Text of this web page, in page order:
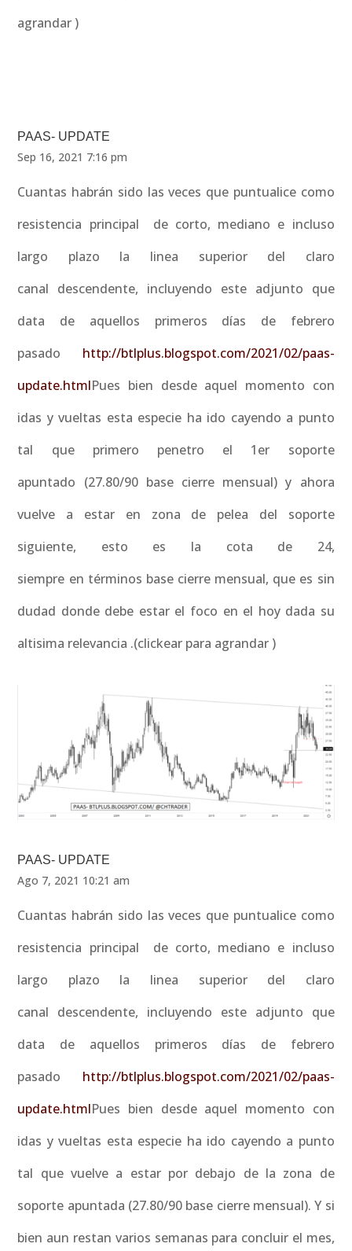
agrandar )
PAAS- UPDATE
Sep 16, 2021 7:16 pm
Cuantas habrán sido las veces que puntualice como
resistencia principal de corto, mediano e incluso
largo plazo la linea superior del claro
canal descendente, incluyendo este adjunto que
data de aquellos primeros días de febrero
pasado http://btlplus.blogspot.com/2021/02/paas-
update.htmlPues bien desde aquel momento con
idas y vueltas esta especie ha ido cayendo a punto
tal que primero penetro el 1er soporte
apuntado (27.80/90 base cierre mensual) y ahora
vuelve a estar en zona de pelea del soporte
siguiente, esto es la cota de 24,
siempre en términos base cierre mensual, que es sin
dudad donde debe estar el foco en el hoy dada su
altisima relevancia .(clickear para agrandar )
PAAS- UPDATE
Ago 7, 2021 10:21 am
Cuantas habrán sido las veces que puntualice como
resistencia principal de corto, mediano e incluso
largo plazo la linea superior del claro
canal descendente, incluyendo este adjunto que
data de aquellos primeros días de febrero
pasado http://btlplus.blogspot.com/2021/02/paas-
update.htmlPues bien desde aquel momento con
idas y vueltas esta especie ha ido cayendo a punto
tal que vuelve a estar por debajo de la zona de
soporte apuntada (27.80/90 base cierre mensual). Y si
bien aun restan varios semanas para concluir el mes,